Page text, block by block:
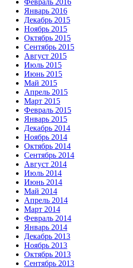
Январь 2016
Декабрь 2015
Ноябрь 2015
Октябрь 2015
Сентябрь 2015
Август 2015
Июль 2015
Июнь 2015
Май 2015
Апрель 2015
Март 2015
Февраль 2015
Январь 2015
Декабрь 2014
Ноябрь 2014
Октябрь 2014
Сентябрь 2014
Август 2014
Июль 2014
Июнь 2014
Май 2014
Апрель 2014
Март 2014
Февраль 2014
Январь 2014
Декабрь 2013
Ноябрь 2013
Октябрь 2013
Сентябрь 2013